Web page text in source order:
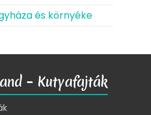
és környéke
– Kutyafajták